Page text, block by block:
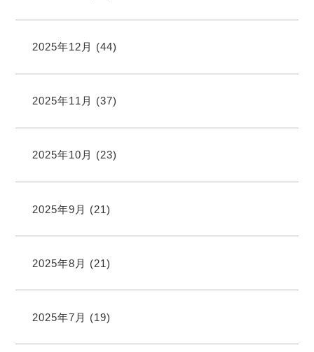
2025年12月 (44)
2025年11月 (37)
2025年10月 (23)
2025年9月 (21)
2025年8月 (21)
2025年7月 (19)